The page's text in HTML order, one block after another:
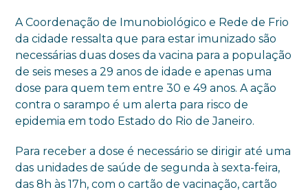
A Coordenação de Imunobiológico e Rede de Frio
da cidade ressalta que para estar imunizado são
necessárias duas doses da vacina para a população
de seis meses a 29 anos de idade e apenas uma
dose para quem tem entre 30 e 49 anos. A ação
contra o sarampo é um alerta para risco de
epidemia em todo Estado do Rio de Janeiro.
Para receber a dose é necessário se dirigir até uma
das unidades de saúde de segunda à sexta-feira,
das 8h às 17h, com o cartão de vacinação, cartão